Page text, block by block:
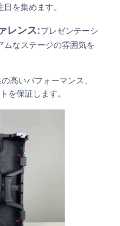
を集めます。
レンス:プレゼンテーシ
ムなステージの雰囲気を
高いパフォーマンス、
を保証します。